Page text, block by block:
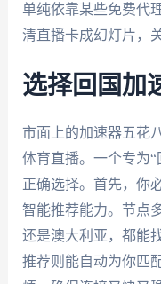
单纯依靠某些免费代
清直播卡成幻灯片，
选择回国加
市面上的加速器五花
体育直播。一个专为
正确选择。首先，你
智能推荐能力。节点
还是澳大利亚，都能
推荐则能自动为你匹